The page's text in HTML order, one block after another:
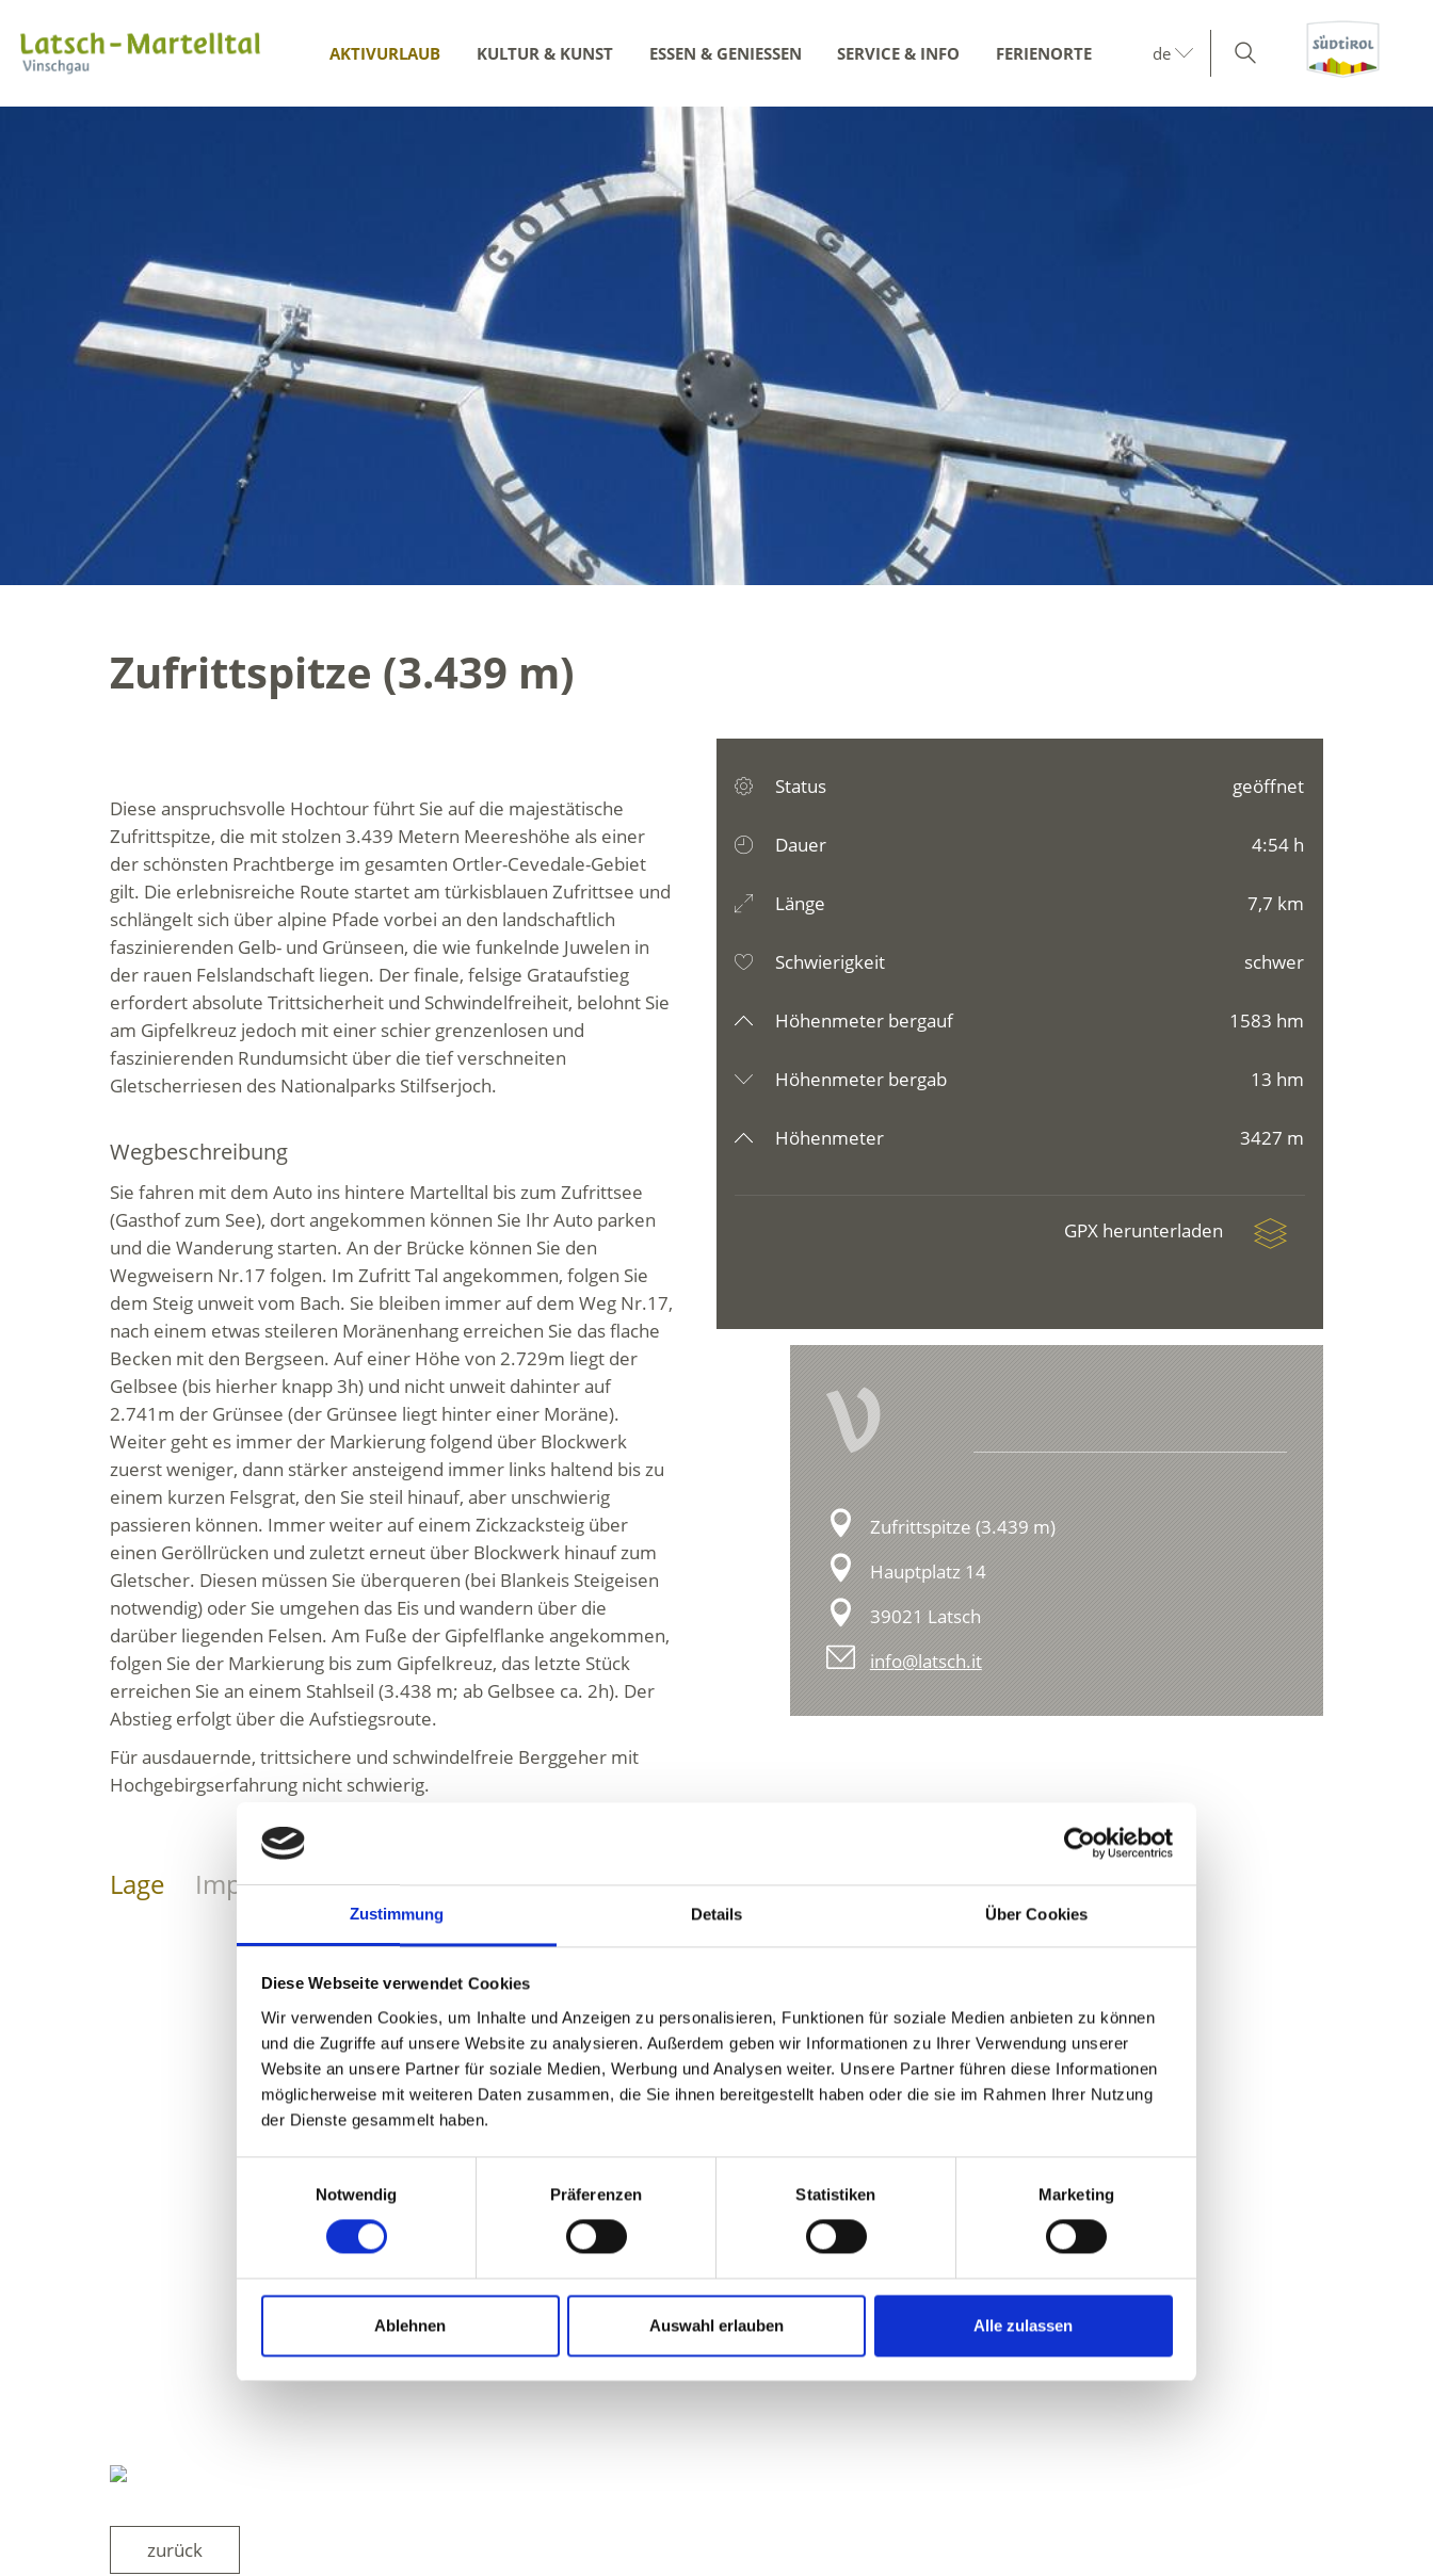
Zustimmung Details Über Cookies
Diese Webseite verwendet Cookies
Wir verwenden Cookies, um Inhalte und Anzeigen zu personalisieren, Funktionen für soziale Medien anbieten zu können
und die Zugriffe auf unsere Website zu analysieren. Außerdem geben wir Informationen zu Ihrer Verwendung unserer
Website an unsere Partner für soziale Medien, Werbung und Analysen weiter. Unsere Partner führen diese Informationen
möglicherweise mit weiteren Daten zusammen, die Sie ihnen bereitgestellt haben oder die sie im Rahmen Ihrer Nutzung
der Dienste gesammelt haben.
Notwendig
Präferenzen Statistiken Marketing
Ablehnen Auswahl erlauben Alle zulassen
AKTIVURLAUB KULTUR & KUNST ESSEN & GENIESSEN SERVICE & INFO FERIENORTE de
Zufrittspitze (3.439 m)
Diese anspruchsvolle Hochtour führt Sie auf die majestätische
Zufrittspitze, die mit stolzen 3.439 Metern Meereshöhe als einer
der schönsten Prachtberge im gesamten Ortler-Cevedale-Gebiet
gilt. Die erlebnisreiche Route startet am türkisblauen Zufrittsee und
schlängelt sich über alpine Pfade vorbei an den landschaftlich
faszinierenden Gelb- und Grünseen, die wie funkelnde Juwelen in
der rauen Felslandschaft liegen. Der finale, felsige Grataufstieg
erfordert absolute Trittsicherheit und Schwindelfreiheit, belohnt Sie
am Gipfelkreuz jedoch mit einer schier grenzenlosen und
faszinierenden Rundumsicht über die tief verschneiten
Gletscherriesen des Nationalparks Stilfserjoch.
Wegbeschreibung
Sie fahren mit dem Auto ins hintere Martelltal bis zum Zufrittsee
(Gasthof zum See), dort angekommen können Sie Ihr Auto parken
und die Wanderung starten. An der Brücke können Sie den
Wegweisern Nr.17 folgen. Im Zufritt Tal angekommen, folgen Sie
dem Steig unweit vom Bach. Sie bleiben immer auf dem Weg Nr.17,
nach einem etwas steileren Moränenhang erreichen Sie das flache
Becken mit den Bergseen. Auf einer Höhe von 2.729m liegt der
Gelbsee (bis hierher knapp 3h) und nicht unweit dahinter auf
2.741m der Grünsee (der Grünsee liegt hinter einer Moräne).
Weiter geht es immer der Markierung folgend über Blockwerk
zuerst weniger, dann stärker ansteigend immer links haltend bis zu
einem kurzen Felsgrat, den Sie steil hinauf, aber unschwierig
passieren können. Immer weiter auf einem Zickzacksteig über
einen Geröllrücken und zuletzt erneut über Blockwerk hinauf zum
Gletscher. Diesen müssen Sie überqueren (bei Blankeis Steigeisen
notwendig) oder Sie umgehen das Eis und wandern über die
darüber liegenden Felsen. Am Fuße der Gipfelflanke angekommen,
folgen Sie der Markierung bis zum Gipfelkreuz, das letzte Stück
erreichen Sie an einem Stahlseil (3.438 m; ab Gelbsee ca. 2h). Der
Abstieg erfolgt über die Aufstiegsroute.
Für ausdauernde, trittsichere und schwindelfreie Berggeher mit
Hochgebirgserfahrung nicht schwierig.
Status geöffnet
Dauer 4:54 h
Länge 7,7 km
Schwierigkeit schwer
Höhenmeter bergauf 1583 hm
Höhenmeter bergab 13 hm
Höhenmeter 3427 m
GPX herunterladen
V
Zufrittspitze (3.439 m)
Hauptplatz 14
39021 Latsch
info@latsch.it
Lage Impressionen
zurück